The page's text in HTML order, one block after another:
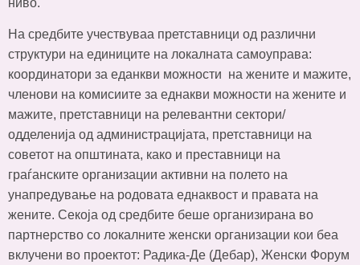
ниво.
Ha средбите учествуваа претставници од различни
структури на единиците на локалната самоуправа:
координатори за еданкви можности на жените и мажите,
членови на комисиите за еднакви можности на жените и
мажите, претставници на релевантни сектори/
одделенија од администрацијата, претставници на
советот на општината, како и преставници на
граѓанските организации активни на полето на
унапредување на родовата еднаквост и правата на
жените. Секоја од средбите беше организирана во
партнерство со локалните женски организации кои беа
вклучени во проектот: Радика-Де (Дебар), Женски Форум